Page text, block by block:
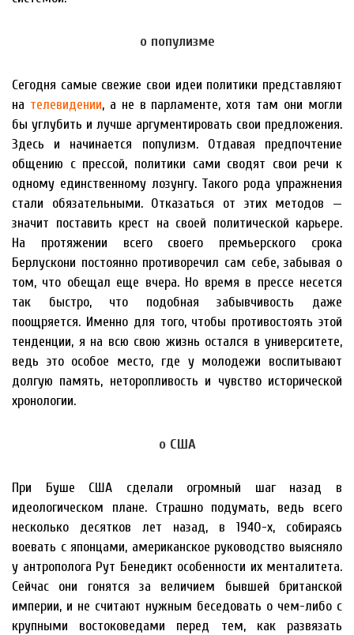
о популизме
Сегодня самые свежие свои идеи политики представляют
на телевидении, а не в парламенте, хотя там они могли
бы углубить и лучше аргументировать свои предложения.
Здесь и начинается популизм. Отдавая предпочтение
общению с прессой, политики сами сводят свои речи к
одному единственному лозунгу. Такого рода упражнения
стали обязательными. Отказаться от этих методов —
значит поставить крест на своей политической карьере.
На протяжении всего своего премьерского срока
Берлускони постоянно противоречил сам себе, забывая о
том, что обещал еще вчера. Но время в прессе несется
так быстро, что подобная забывчивость даже
поощряется. Именно для того, чтобы противостоять этой
тенденции, я на всю свою жизнь остался в университете,
ведь это особое место, где у молодежи воспитывают
долгую память, неторопливость и чувство исторической
хронологии.
о США
При Буше США сделали огромный шаг назад в
идеологическом плане. Страшно подумать, ведь всего
несколько десятков лет назад, в 1940-х, собираясь
воевать с японцами, американское руководство выясняло
у антрополога Рут Бенедикт особенности их менталитета.
Сейчас они гонятся за величием бывшей британской
империи, и не считают нужным беседовать о чем-либо с
крупными востоковедами перед тем, как развязать